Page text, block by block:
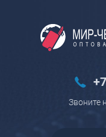
Звоните